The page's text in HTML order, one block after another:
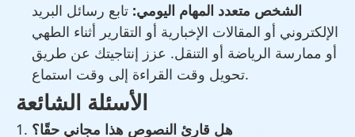
الشخص متعدد المهام اليومي: تابع رسائل البريد
الإلكتروني أو المقالات الإخبارية أو التقارير أثناء الطهي
أو ممارسة الرياضة أو التنقل. عزز إنتاجيتك عن طريق
تحويل وقت القراءة إلى وقت استماع.
الأسئلة الشائعة
هل قارئ النصوص هذا مجاني حقًا؟